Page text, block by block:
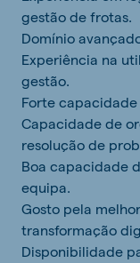
gestão de frotas.
Domínio
Experiência na
gestão.
Forte
Capacidade de
resolução de
Boa capacidade
equipa.
Gosto pela
transformação
Disponibilidade